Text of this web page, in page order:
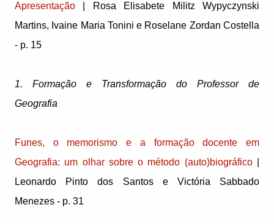
Apresentação | Rosa Elisabete Militz Wypyczynski
Martins, Ivaine Maria Tonini e Roselane Zordan Costella
- p. 15
1. Formação e Transformação do Professor de
Geografia
Funes, o memorismo e a formação docente em
Geografia: um olhar sobre o método (auto)biográfico|
Leonardo Pinto dos Santos e Victória Sabbado
Menezes - p. 31